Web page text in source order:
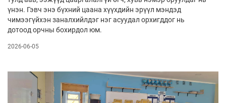
үнэн. Гэвч энэ бүхний цаана хүүхдийн эрүүл мэндэд
чимээгүйхэн заналхийлдэг нэг асуудал орхигддог нь
дотоод орчны бохирдол юм.
2026-06-05